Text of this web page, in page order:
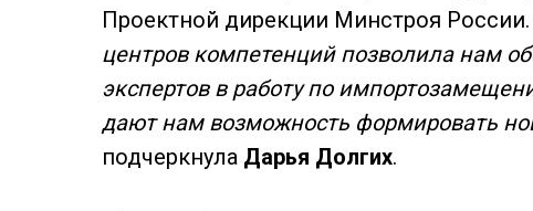
Проектной дирекции Минстроя России.
центров компетенций позволила нам
экспертов в работу по
дают нам возможность формировать
подчеркнула Дарья Долгих.